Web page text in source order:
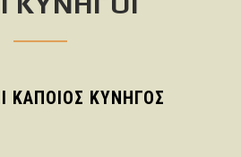
ΚΑΠΟΙΟΣ ΚΥΝΗΓΟΣ